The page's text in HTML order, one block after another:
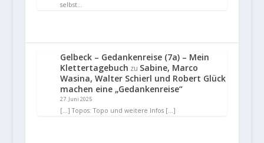
selbst…
Gelbeck – Gedankenreise (7a) – Mein
Klettertagebuch zu Sabine, Marco
Wasina, Walter Schierl und Robert Glück
machen eine „Gedankenreise“
27. Juni 2025
[…] Topos: Topo und weitere Infos […]